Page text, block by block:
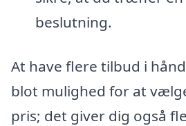
beslutning.
At have flere tilbud i
blot mulighed for at
pris; det giver dig også